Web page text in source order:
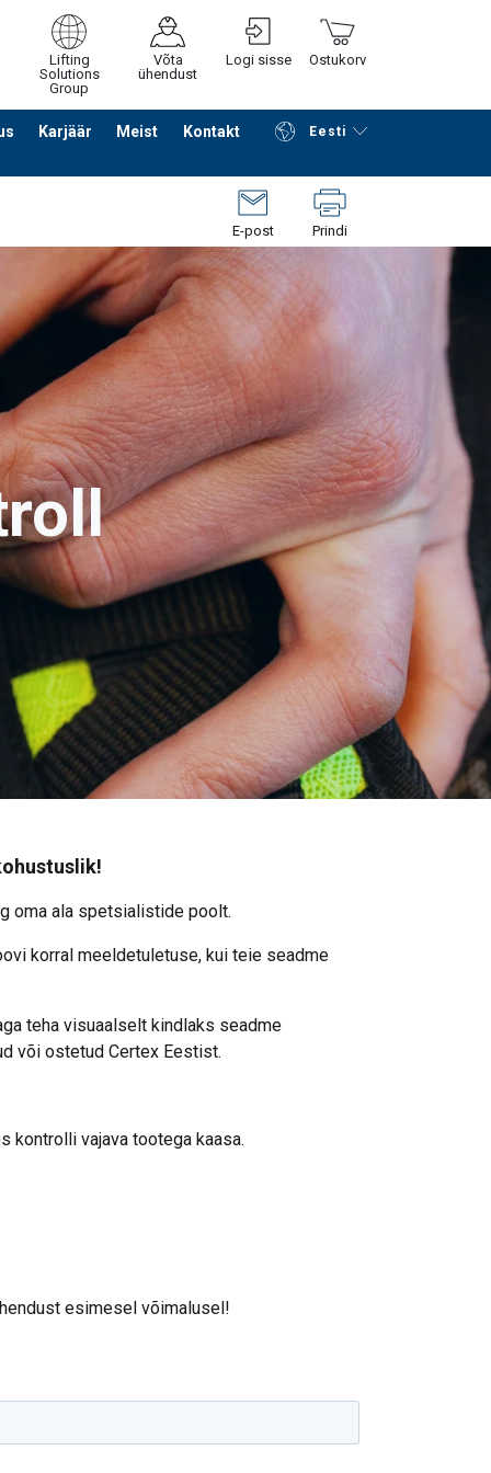
Lifting
Solutions
Group
Võta
ühendust
Logi sisse Ostukorv
Karjäär Meist Kontakt Eesti
Jätka ostlemist Edasi ostukorvi
E-post Prindi
oma ala spetsialistide poolt.
korral meeldetuletuse, kui teie seadme
teha visuaalselt kindlaks seadme
või ostetud Certex Eestist.
kontrolli vajava tootega kaasa.
esimesel võimalusel!
teenuste